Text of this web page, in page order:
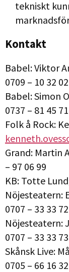
tekniskt
Kontakt
Babel: Viktor
0709 – 10 32 02
Babel: Simon
0737 – 81 45 71
Folk å Rock:
Grand: Martin
– 97 06 99
KB: Totte
Nöjesteatern:
0707 – 33 33 72
Nöjesteatern:
0707 – 33 33 73
Skånsk Live:
0705 – 66 16 32